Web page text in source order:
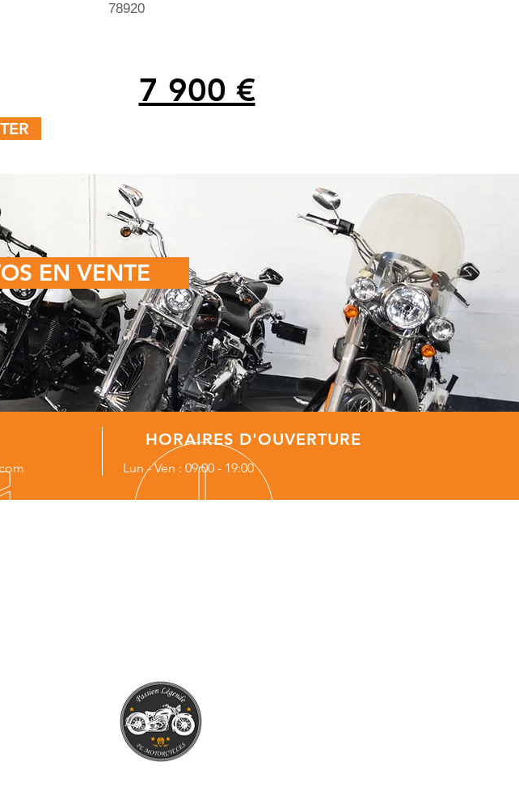
78920
7 900 €
EN VENTE
HORAIRES D'OUVERTURE
Lun - Ven : 09:00 - 19:00